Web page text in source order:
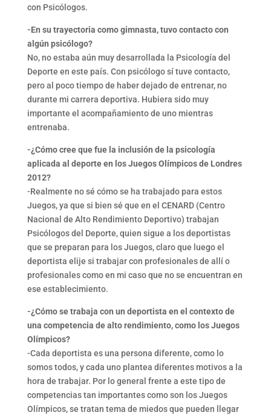
con Psicólogos.
-En su trayectoria como gimnasta, tuvo contacto con
algún psicólogo?
No, no estaba aún muy desarrollada la Psicología del
Deporte en este país. Con psicólogo sí tuve contacto,
pero al poco tiempo de haber dejado de entrenar, no
durante mi carrera deportiva. Hubiera sido muy
importante el acompañamiento de uno mientras
entrenaba.
-¿Cómo cree que fue la inclusión de la psicología
aplicada al deporte en los Juegos Olímpicos de Londres
2012?
-Realmente no sé cómo se ha trabajado para estos
Juegos, ya que si bien sé que en el CENARD (Centro
Nacional de Alto Rendimiento Deportivo) trabajan
Psicólogos del Deporte, quien sigue a los deportistas
que se preparan para los Juegos, claro que luego el
deportista elije si trabajar con profesionales de allí o
profesionales como en mi caso que no se encuentran en
ese establecimiento.
-¿Cómo se trabaja con un deportista en el contexto de
una competencia de alto rendimiento, como los Juegos
Olímpicos?
-Cada deportista es una persona diferente, como lo
somos todos, y cada uno plantea diferentes motivos a la
hora de trabajar. Por lo general frente a este tipo de
competencias tan importantes como son los Juegos
Olímpicos, se tratan tema de miedos que pueden llegar